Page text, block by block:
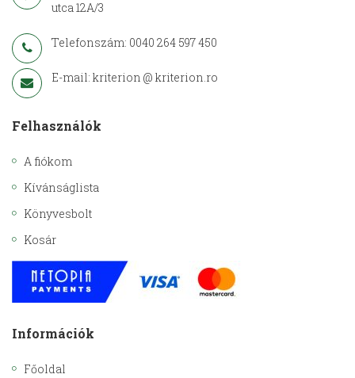
utca 12A/3
Telefonszám: 0040 264 597 450
E-mail: kriterion @ kriterion.ro
Felhasználók
A fiókom
Kívánságlista
Könyvesbolt
Kosár
Információk
Főoldal